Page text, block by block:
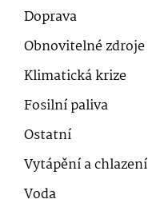
Doprava
Obnovitelné zdroje
Klimatická krize
Fosilní paliva
Ostatní
Vytápění a chlazení